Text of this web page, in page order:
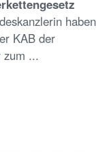
haben
KAB der
zum ...